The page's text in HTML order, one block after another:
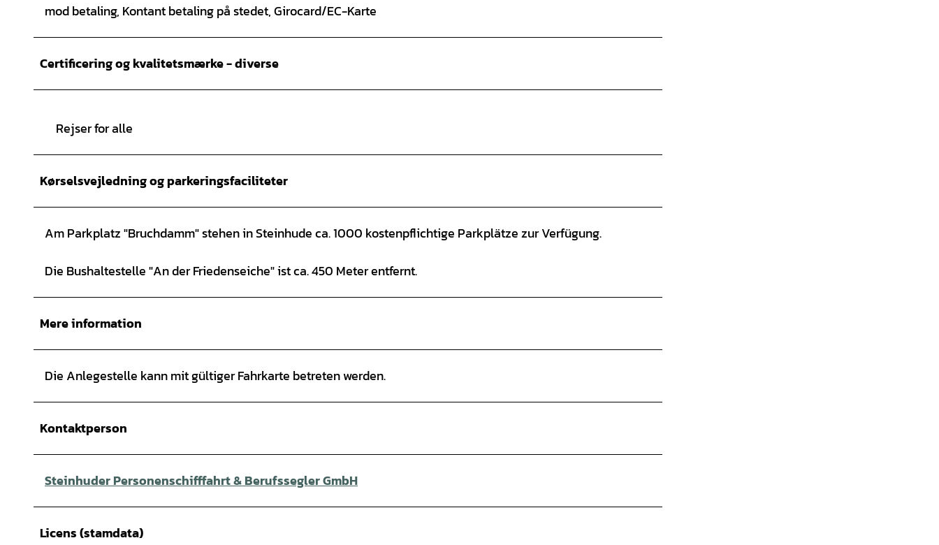
mod betaling, Kontant betaling på stedet, Girocard/EC-Karte
Certificering og kvalitetsmærke - diverse
Rejser for alle
Kørselsvejledning og parkeringsfaciliteter
Am Parkplatz "Bruchdamm" stehen in Steinhude ca. 1000 kostenpflichtige Parkplätze zur Verfügung.
Die Bushaltestelle "An der Friedenseiche" ist ca. 450 Meter entfernt.
Mere information
Die Anlegestelle kann mit gültiger Fahrkarte betreten werden.
Kontaktperson
Steinhuder Personenschifffahrt & Berufssegler GmbH
Licens (stamdata)